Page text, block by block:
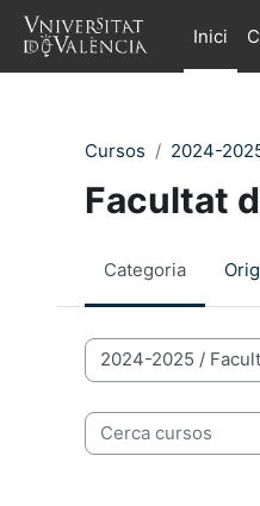
Ves al contingut principal
Inici
Cursos 2024-
Facultat
Categoria
Categories de
Cerca cursos